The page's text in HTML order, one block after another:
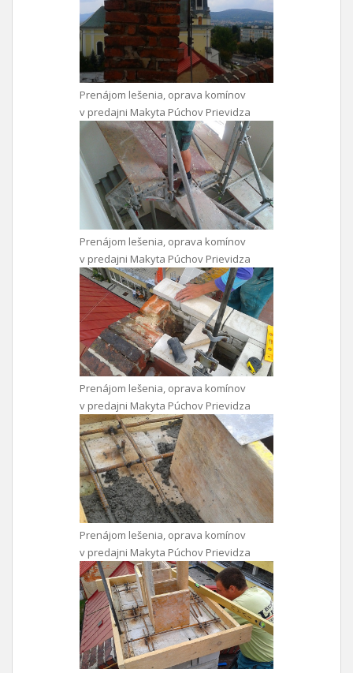
Prenájom lešenia, oprava komínov
v predajni Makyta Púchov Prievidza
Prenájom lešenia, oprava komínov
v predajni Makyta Púchov Prievidza
Prenájom lešenia, oprava komínov
v predajni Makyta Púchov Prievidza
Prenájom lešenia, oprava komínov
v predajni Makyta Púchov Prievidza